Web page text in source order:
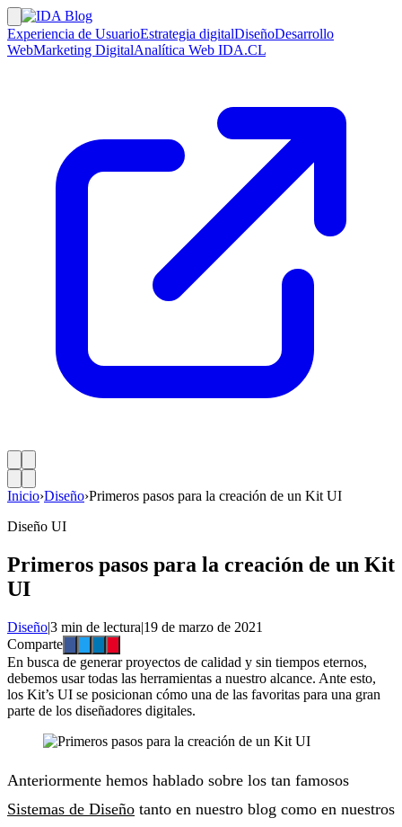
Experiencia de UsuarioEstrategia digitalDiseñoDesarrollo
WebMarketing DigitalAnalítica Web IDA.CL
Inicio›Diseño›Primeros pasos para la creación de un Kit UI
Diseño UI
Primeros pasos para la creación de un Kit
UI
Diseño|3 min de lectura|19 de marzo de 2021
Comparte
En busca de generar proyectos de calidad y sin tiempos eternos,
debemos usar todas las herramientas a nuestro alcance. Ante esto,
los Kit’s UI se posicionan cómo una de las favoritas para una gran
parte de los diseñadores digitales.
Anteriormente hemos hablado sobre los tan famosos
Sistemas de Diseño tanto en nuestro blog como en nuestros